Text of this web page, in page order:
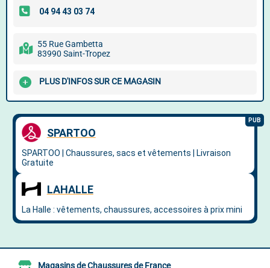
55 Rue Gambetta
83990 Saint-Tropez
PLUS D'INFOS SUR CE MAGASIN
Magasins de Chaussures de France